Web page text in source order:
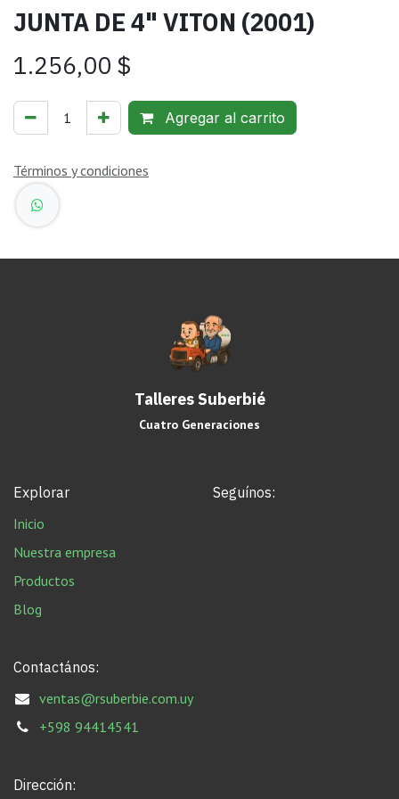
JUNTA DE 4" VITON (2001)
1.256,00 $
Agregar al carrito
Términos y condiciones
Talleres Suberbié
Cuatro Generaciones
Explorar
Inicio
Nuestra empresa
Productos
Blog
Contactános:
ventas@rsuberbie.com.uy
+598 94414541
Seguínos:
Dirección: